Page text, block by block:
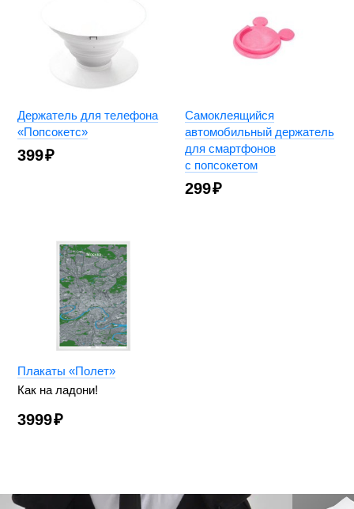
Держатель для телефона
«Попсокетс»
399₽
Самоклеящийся
автомобильный держатель
для смартфонов
с попсокетом
299₽
Плакаты «Полет»
Как на ладони!
3999₽